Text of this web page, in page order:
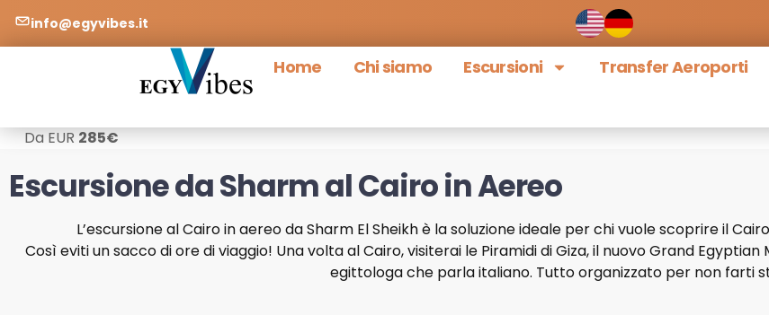
info@egyvibes.it
Home Chi siamo Escursioni Transfer Aeroporti
Da EUR 285€
Escursione da Sharm al Cairo in Aereo
L’escursione al Cairo in aereo da Sharm El Sheikh è la soluzione ideale per chi vuole scoprire il
Così eviti un sacco di ore di viaggio! Una volta al Cairo, visiterai le Piramidi di Giza, il nuovo Grand
egittologa che parla italiano. Tutto organizzato per non farti